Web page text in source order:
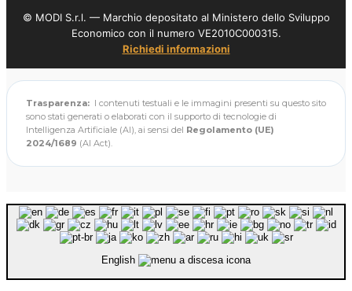
© MODI S.r.l. — Marchio depositato al Ministero dello Sviluppo
Economico con il numero VE2010C000315.
Richiedi informazioni
Trasparenza: I contenuti testuali e le immagini presenti su questo sito
sono stati generati o elaborati con il supporto di tecnologie di
Intelligenza Artificiale (AI), ai sensi del Regolamento (UE)
2024/1689 (AI Act).
English